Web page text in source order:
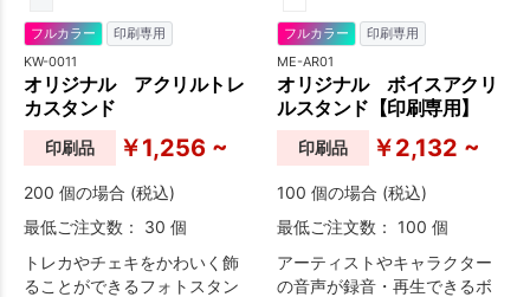
フルカラー 印刷専用
KW-0011
オリジナル アクリルトレ
カスタンド
印刷品 ￥1,256 ~
200 個の場合 (税込)
最低ご注文数： 30 個
トレカやチェキをかわいく飾
ることができるフォトスタン
フルカラー 印刷専用
ME-AR01
オリジナル ボイスアクリ
ルスタンド【印刷専用】
印刷品 ￥2,132 ~
100 個の場合 (税込)
最低ご注文数： 100 個
アーティストやキャラクター
の音声が録音・再生できるボ